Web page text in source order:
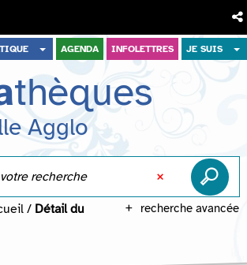
AGENDA INFOLETTRES JE SUIS
thèques
Agglo
recherche avancée
/ Détail du